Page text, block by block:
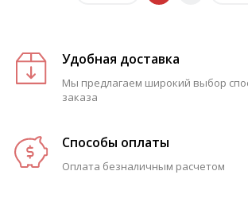
Удобная доставка
Мы предлагаем широкий выбор
заказа
Способы оплаты
Оплата безналичным расчетом